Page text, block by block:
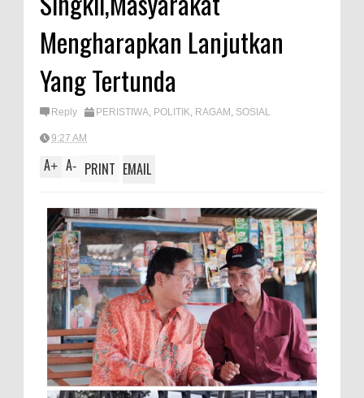
Mengharapkan Lanjutkan
Yang Tertunda
Reply PERISTIWA, POLITIK, RAGAM , SOSIAL
9:27 AM
A+ A- PRINT EMAIL